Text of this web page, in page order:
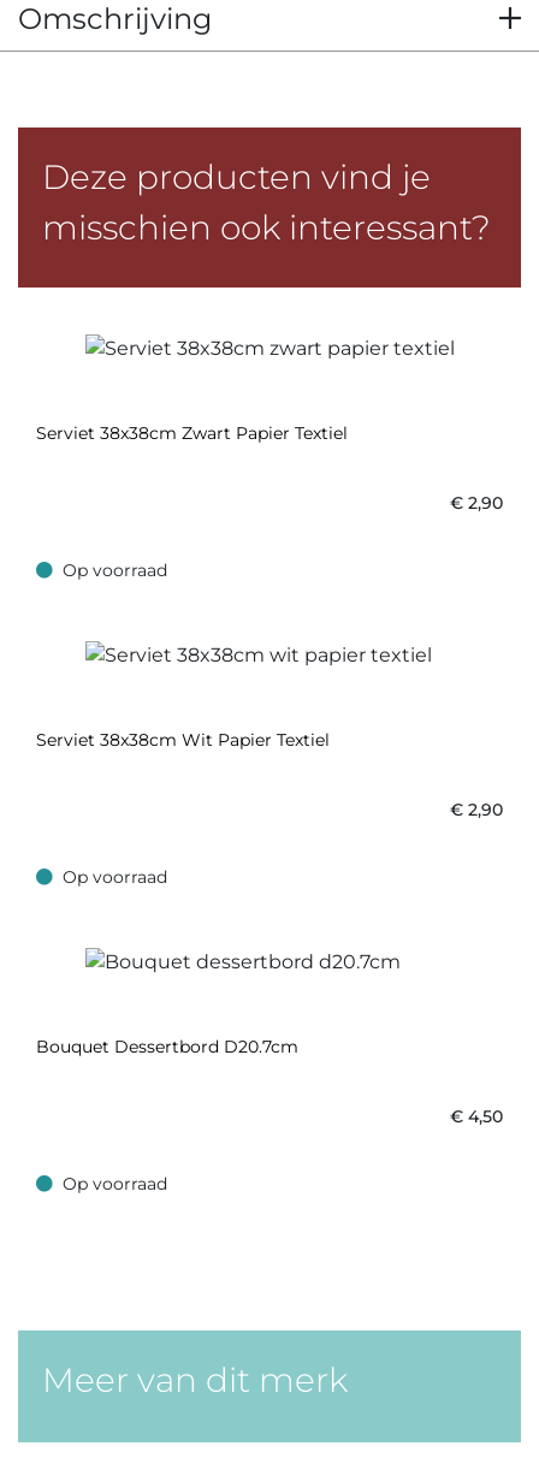
Omschrijving
Deze producten vind je
misschien ook interessant?
Serviet 38x38cm Zwart Papier Textiel
€ 2,90
Op voorraad
Op voorraad
Serviet 38x38cm Wit Papier Textiel
€ 2,90
Op voorraad
Op voorraad
Bouquet Dessertbord D20.7cm
€ 4,50
Op voorraad
Op voorraad
Meer van dit merk